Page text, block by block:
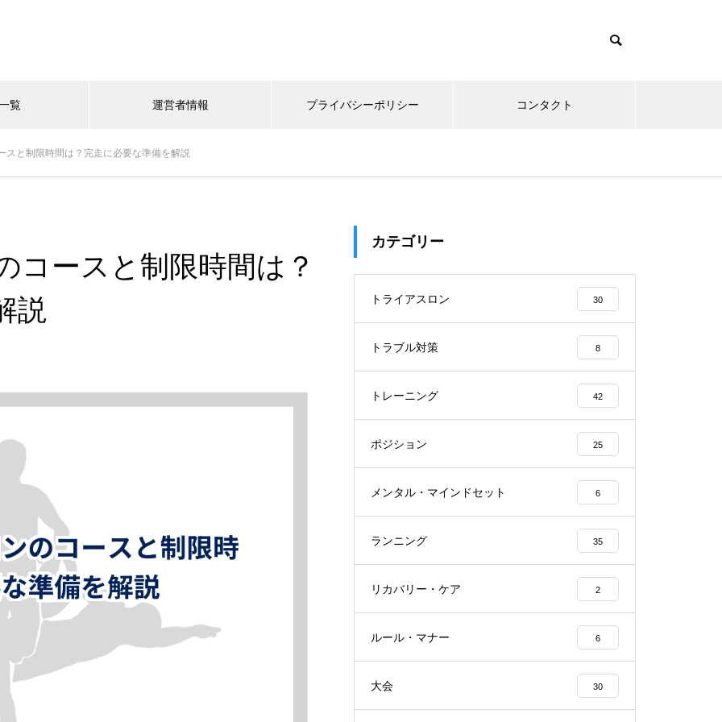
覧 運営者情報 プライバシーポリシー コンタクト
スと制限時間は？完走に必要な準備を解説
コースと制限時間は？
説
カテゴリー
トライアスロン 30
トラブル対策 8
トレーニング 42
ポジション 25
メンタル・マインドセット 6
ランニング 35
リカバリー・ケア 2
ルール・マナー 6
大会 30